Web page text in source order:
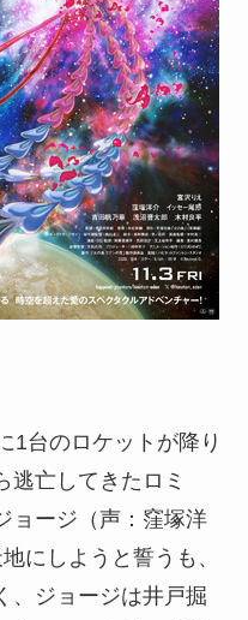
1台のロケットが降り
逃亡してきたロミ
ョージ（声：窪塚洋
にしようと誓うも、
、ジョージは井戸掘